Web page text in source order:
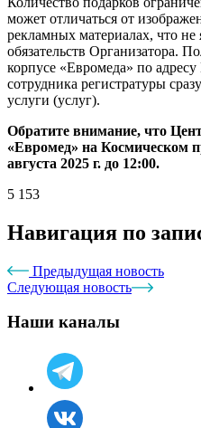
может отличаться от
рекламных материалах, что не
обязательств Организатора.
корпусе «Евромеда» по
сотрудника регистратуры
услуги (услуг).
Обратите внимание, что
«Евромед» на Космическом
августа 2025 г. до 12:00.
5 153
Навигация по
Предыдущая новость
Следующая новость
Наши каналы